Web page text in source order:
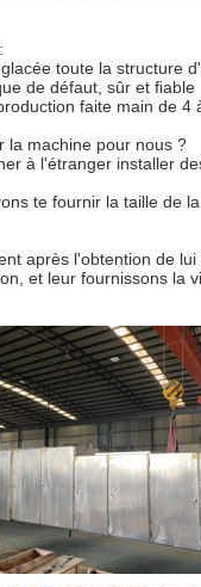
toute la structure
de défaut, sûr et fiable
faite main de 4
la machine pour nous ?
à l'étranger installer
te fournir la taille de
après l'obtention de lui
et leur fournissons la